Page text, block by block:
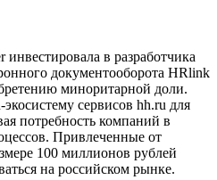
в разработчика
документооборота HRlink
миноритарной доли.
сервисов hh.ru для
потребность компаний в
Привлеченные от
100 миллионов рублей
на российском рынке.